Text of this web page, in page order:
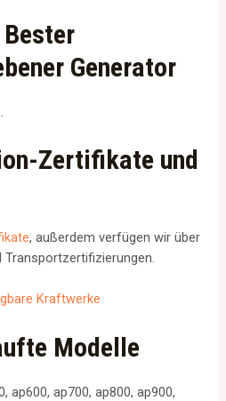
Generator
Zertifikate und
, außerdem verfügen wir über
Transportzertifizierungen.
Kraftwerke
Modelle
ap600, ap700, ap800, ap900,